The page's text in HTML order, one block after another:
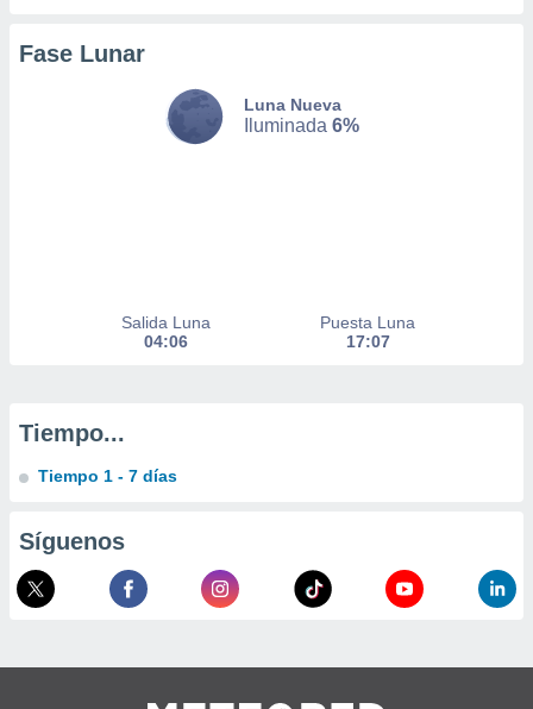
de
uso de
con el
e
mediante
Fase Lunar
Luna Nueva
Iluminada 6%
Salida Luna
04:06
Puesta Luna
17:07
Tiempo...
Tiempo 1 - 7 días
Síguenos